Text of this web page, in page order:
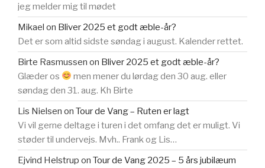
jeg melder mig til mødet
Mikael on Bliver 2025 et godt æble-år?
Det er som altid sidste søndag i august. Kalender rettet.
Birte Rasmussen on Bliver 2025 et godt æble-år?
Glæder os
men mener du lørdag den 30 aug. eller
søndag den 31. aug. Kh Birte
Lis Nielsen on Tour de Vang – Ruten er lagt
Vi vil gerne deltage i turen i det omfang det er muligt. Vi
støder til undervejs. Mvh.. Frank og Lis…
Ejvind Helstrup on Tour de Vang 2025 – 5 års jubilæum